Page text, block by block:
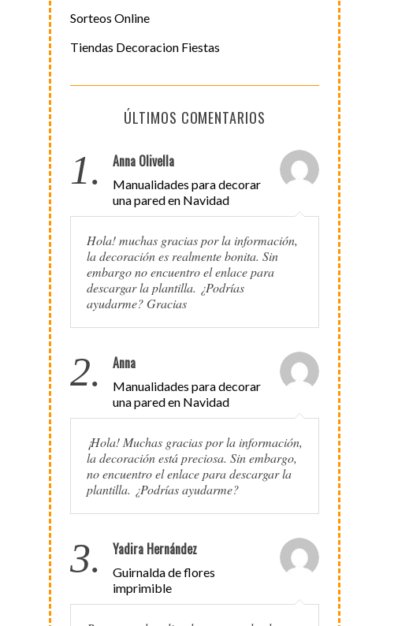
Sorteos Online
Tiendas Decoracion Fiestas
ÚLTIMOS COMENTARIOS
1. Anna Olivella
Manualidades para decorar
una pared en Navidad
Hola! muchas gracias por la información,
la decoración es realmente bonita. Sin
embargo no encuentro el enlace para
descargar la plantilla. ¿Podrías
ayudarme? Gracias
2. Anna
Manualidades para decorar
una pared en Navidad
¡Hola! Muchas gracias por la información,
la decoración está preciosa. Sin embargo,
no encuentro el enlace para descargar la
plantilla. ¿Podrías ayudarme?
3. Yadira Hernández
Guirnalda de flores
imprimible